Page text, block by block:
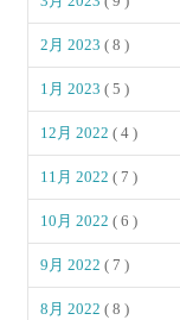
2月 2023( 8 )
1月 2023( 5 )
12月 2022( 4 )
11月 2022( 7 )
10月 2022( 6 )
9月 2022( 7 )
8月 2022( 8 )